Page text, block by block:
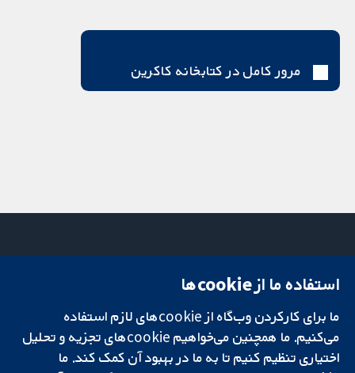
مرور کامل در کتابخانه کاکرین
تحقیقات قابل
اعتماد.
تصمیم‌گیری آگاهانه.
سلامت بهتر.
میدان کاوندیش
لندن
W1G 0AN
بریتانیا
دفتر رسانه‌ای
درباره ما
فرصت‌های
شغلی
استفاده ما از cookie‌ها
ما برای کارکردن وب‌گاه از cookie‌های لازم استفاده
می‌کنیم. ما همچنین می‌خواهیم cookie‌های تجزیه و تحلیل
اختیاری تنظیم کنیم تا به ما در بهبود آن کمک کند. ما